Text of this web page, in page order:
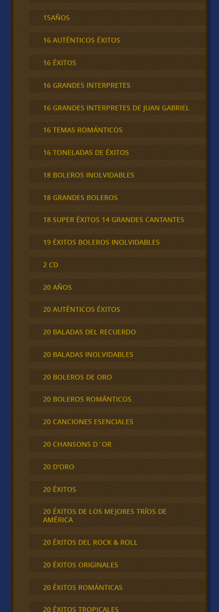
15AÑOS
16 AUTÉNTICOS ÉXITOS
16 ÉXITOS
16 GRANDES INTERPRETES
16 GRANDES INTERPRETES DE JUAN GABRIEL
16 TEMAS ROMÁNTICOS
16 TONELADAS DE ÉXITOS
18 BOLEROS INOLVIDABLES
18 GRANDES BOLEROS
18 SUPER ÉXITOS 14 GRANDES CANTANTES
19 ÉXITOS BOLEROS INOLVIDABLES
2 CD
20 AÑOS
20 AUTÉNTICOS ÉXITOS
20 BALADAS DEL RECUERDO
20 BALADAS INOLVIDABLES
20 BOLEROS DE ORO
20 BOLEROS ROMÁNTICOS
20 CANCIONES ESENCIALES
20 CHANSONS D´OR
20 D'ORO
20 ÉXITOS
20 ÉXITOS DE LOS MEJORES TRÍOS DE
AMÉRICA
20 ÉXITOS DEL ROCK & ROLL
20 ÉXITOS ORIGINALES
20 ÉXITOS ROMÁNTICAS
20 ÉXITOS TROPICALES